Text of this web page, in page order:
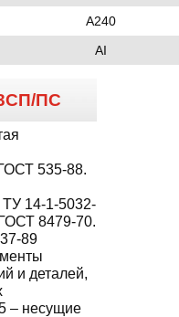
А240
AI
ПС
535-88.
14-1-5032-
8479-70.
89
и деталей,
– несущие